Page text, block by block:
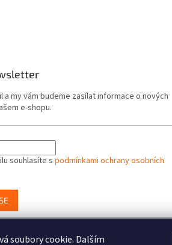
soubory cookie. Dalším
a my vám budeme zasílat informace o nových
e-shopu.
souhlasíte spodmínkami ochrany osobních